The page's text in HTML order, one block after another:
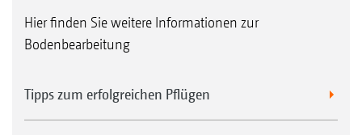
Hier finden Sie weitere Informationen zur
Bodenbearbeitung
Tipps zum erfolgreichen Pflügen